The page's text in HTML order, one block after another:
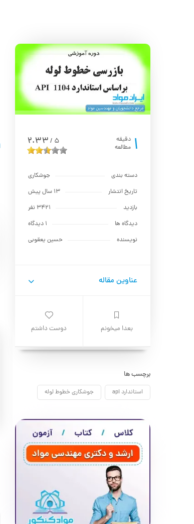
1 دقیقه
مطالعه
5
/
2.33
دسته بندی
جوشکاری
تاریخ انتشار
13 سال پیش
بازدید
3421 نفر
دیدگاه ها
1 دیدگاه
نویسنده
حسين يعقوبي
عناوین مقاله
بعدا میخونم دوست داشتم
برچسب ها
استاندارد api جوشکاری خطوط لوله
تست های غیرمخرب جوشکاری
9 دقیــقه
مطالعه